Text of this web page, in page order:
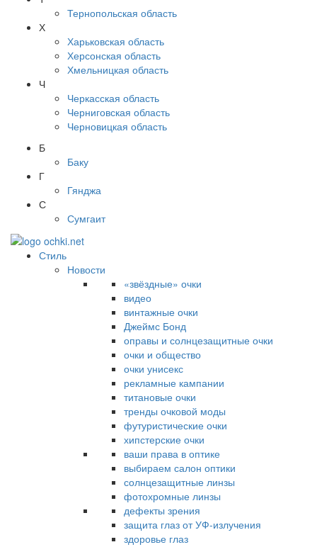
Тернопольская область
Х
Харьковская область
Херсонская область
Хмельницкая область
Ч
Черкасская область
Черниговская область
Черновицкая область
Б
Баку
Г
Гянджа
С
Сумгаит
Стиль
Новости
«звёздные» очки
видео
винтажные очки
Джеймс Бонд
оправы и солнцезащитные очки
очки и общество
очки унисекс
рекламные кампании
титановые очки
тренды очковой моды
футуристические очки
хипстерские очки
ваши права в оптике
выбираем салон оптики
солнцезащитные линзы
фотохромные линзы
дефекты зрения
защита глаз от УФ-излучения
здоровье глаз